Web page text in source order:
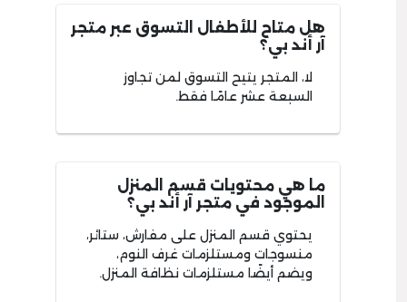
هل متاح للأطفال التسوق عبر متجر
آر أند بي؟
لا، المتجر يتيح التسوق لمن تجاوز
السبعة عشر عامًا فقط.
ما هي محتويات قسم المنزل
الموجود في متجر آر أند بي؟
يحتوي قسم المنزل على مفارش، ستائر،
منسوجات ومستلزمات غرف النوم،
ويضم أيضًا مستلزمات نظافة المنزل.